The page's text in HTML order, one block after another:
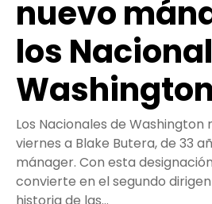
nuevo
los
Washington
Los Nacionales de
viernes a Blake Butera, de 33
mánager. Con esta
convierte en el segundo